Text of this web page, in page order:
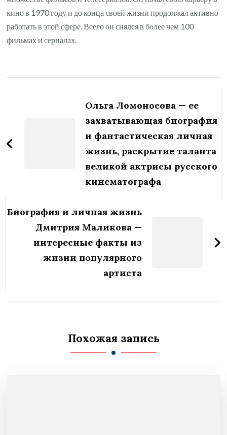
кино в 1970 году и до конца своей жизни продолжал активно
работать в этой сфере. Всего он снялся в более чем 100
фильмах и сериалах.
Ольга Ломоносова — ее
захватывающая биография
и фантастическая личная
жизнь, раскрытие таланта
великой актрисы русского
кинематографа
Биография и личная жизнь
Дмитрия Маликова —
интересные факты из
жизни популярного
артиста
Похожая запись